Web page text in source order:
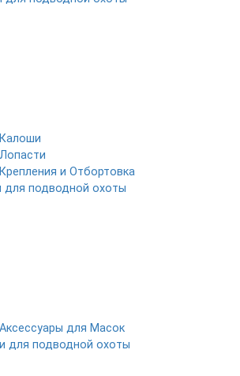
Калоши
Лопасти
Крепления и Отбортовка
для подводной охоты
Аксессуары для Масок
для подводной охоты